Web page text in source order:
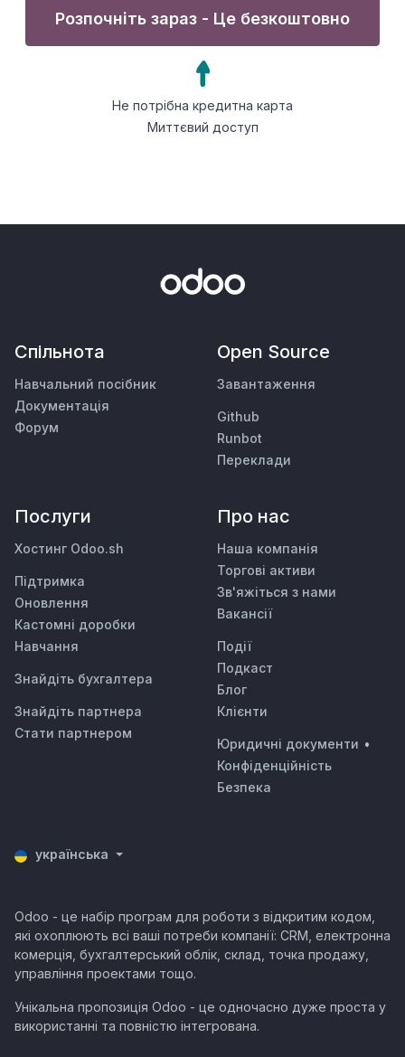
Розпочніть зараз - Це безкоштовно
Не потрібна кредитна карта
Миттєвий доступ
Спільнота
Навчальний посібник
Документація
Форум
Open Source
Завантаження
Github
Runbot
Переклади
Послуги
Хостинг Odoo.sh
Підтримка
Оновлення
Кастомні доробки
Навчання
Знайдіть бухгалтера
Знайдіть партнера
Стати партнером
Про нас
Наша компанія
Торгові активи
Зв'яжіться з нами
Вакансії
Події
Подкаст
Блог
Клієнти
Юридичні документи •
Конфіденційність
Безпека
українська
Odoo - це набір програм для роботи з відкритим кодом,
які охоплюють всі ваші потреби компанії: CRM, електронна
комерція, бухгалтерський облік, склад, точка продажу,
управління проектами тощо.
Унікальна пропозиція Odoo - це одночасно дуже проста у
використанні та повністю інтегрована.